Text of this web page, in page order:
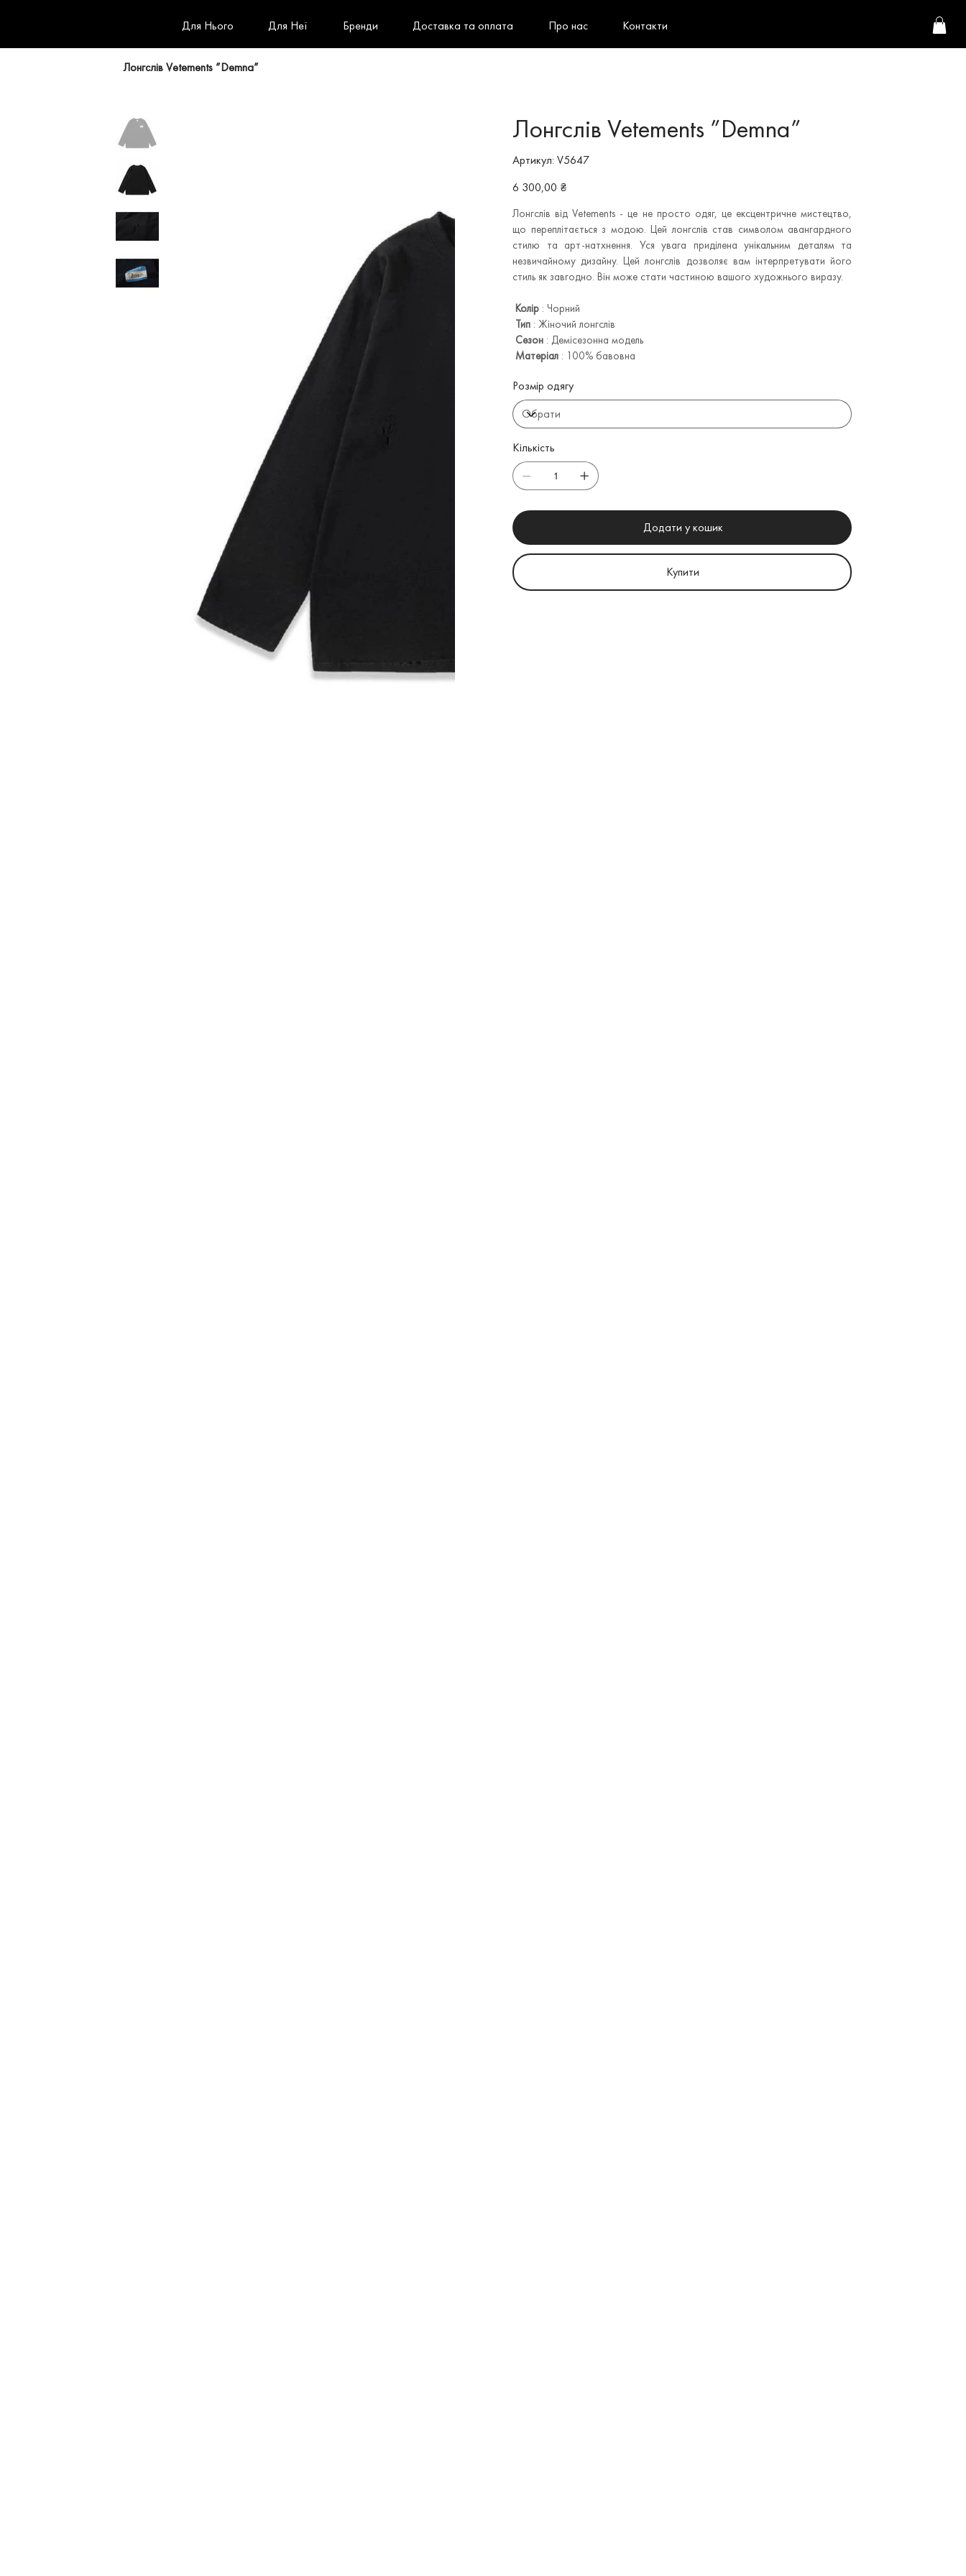
Для Нього Для Неї Бренди Доставка та оплата Про нас Контакти
Лонгслів Vetements ”Demna”
Лонгслів Vetements ”Demna”
Артикул: Артикул
V5647
V5647
Ціна
6 300,00 ₴
Лонгслів від Vetements - це не просто одяг, це ексцентричне мистецтво,
що переплітається з модою. Цей лонгслів став символом авангардного
стилю та арт-натхнення. Уся увага приділена унікальним деталям та
незвичайному дизайну. Цей лонгслів дозволяє вам інтерпретувати його
стиль як завгодно. Він може стати частиною вашого художнього виразу.
Колір : Чорний
Тип : Жіночий лонгслів
Сезон : Демісезонна модель
Матеріал : 100% бавовна
Розмір одягу
Кількість
Додати у кошик
Купити